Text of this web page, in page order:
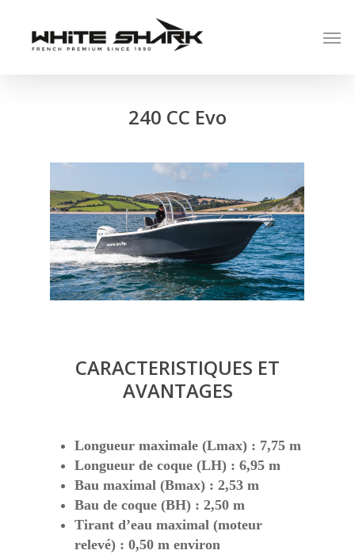
240 CC Evo
CARACTERISTIQUES ET
AVANTAGES
Longueur maximale (Lmax) : 7,75 m
Longueur de coque (LH) : 6,95 m
Bau maximal (Bmax) : 2,53 m
Bau de coque (BH) : 2,50 m
Tirant d’eau maximal (moteur
relevé) : 0,50 m environ